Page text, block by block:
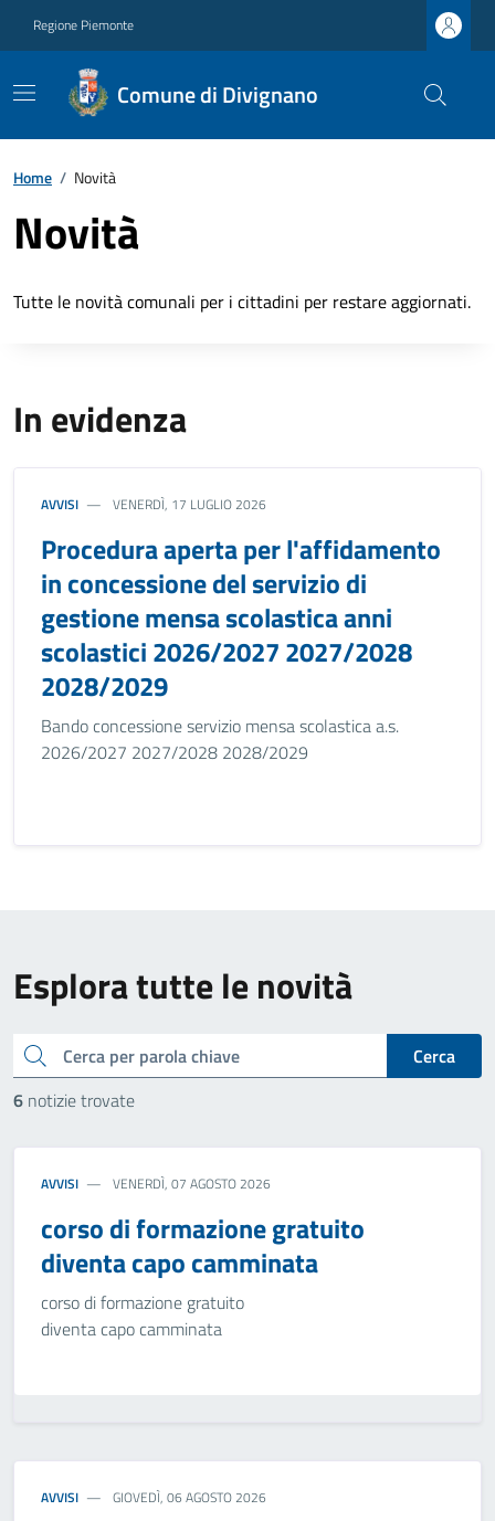
Regione Piemonte
Comune di Divignano
Home / Novità
Novità
Tutte le novità comunali per i cittadini per restare aggiornati.
In evidenza
AVVISI VENERDÌ, 17 LUGLIO 2026
Procedura aperta per l'affidamento
in concessione del servizio di
gestione mensa scolastica anni
scolastici 2026/2027 2027/2028
2028/2029
Bando concessione servizio mensa scolastica a.s.
2026/2027 2027/2028 2028/2029
Esplora tutte le novità
cerca
Cerca
6 notizie trovate
AVVISI VENERDÌ, 07 AGOSTO 2026
corso di formazione gratuito
diventa capo camminata
corso di formazione gratuito
diventa capo camminata
AVVISI GIOVEDÌ, 06 AGOSTO 2026